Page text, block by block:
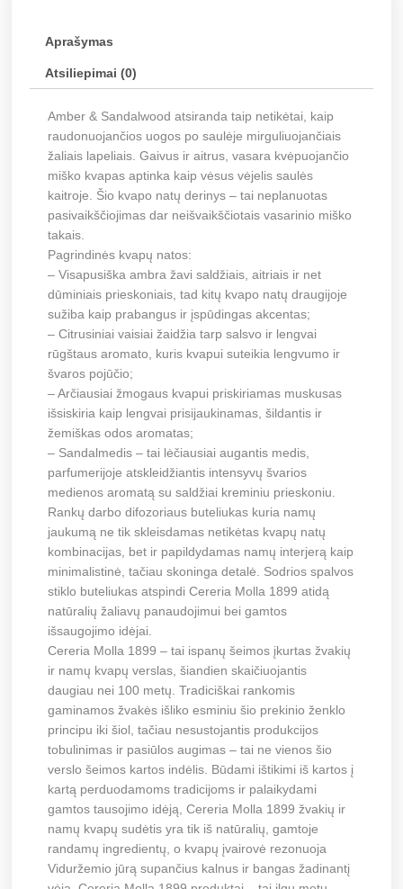
Aprašymas
Atsiliepimai (0)
Amber & Sandalwood atsiranda taip netikėtai, kaip
raudonuojančios uogos po saulėje mirguliuojančiais
žaliais lapeliais. Gaivus ir aitrus, vasara kvėpuojančio
miško kvapas aptinka kaip vėsus vėjelis saulės
kaitroje. Šio kvapo natų derinys – tai neplanuotas
pasivaikščiojimas dar neišvaikščiotais vasarinio miško
takais.
Pagrindinės kvapų natos:
– Visapusiška ambra žavi saldžiais, aitriais ir net
dūminiais prieskoniais, tad kitų kvapo natų draugijoje
sužiba kaip prabangus ir įspūdingas akcentas;
– Citrusiniai vaisiai žaidžia tarp salsvo ir lengvai
rūgštaus aromato, kuris kvapui suteikia lengvumo ir
švaros pojūčio;
– Arčiausiai žmogaus kvapui priskiriamas muskusas
išsiskiria kaip lengvai prisijaukinamas, šildantis ir
žemiškas odos aromatas;
– Sandalmedis – tai lėčiausiai augantis medis,
parfumerijoje atskleidžiantis intensyvų švarios
medienos aromatą su saldžiai kreminiu prieskoniu.
Rankų darbo difozoriaus buteliukas kuria namų
jaukumą ne tik skleisdamas netikėtas kvapų natų
kombinacijas, bet ir papildydamas namų interjerą kaip
minimalistinė, tačiau skoninga detalė. Sodrios spalvos
stiklo buteliukas atspindi Cereria Molla 1899 atidą
natūralių žaliavų panaudojimui bei gamtos
išsaugojimo idėjai.
Cereria Molla 1899 – tai ispanų šeimos įkurtas žvakių
ir namų kvapų verslas, šiandien skaičiuojantis
daugiau nei 100 metų. Tradiciškai rankomis
gaminamos žvakės išliko esminiu šio prekinio ženklo
principu iki šiol, tačiau nesustojantis produkcijos
tobulinimas ir pasiūlos augimas – tai ne vienos šio
verslo šeimos kartos indėlis. Būdami ištikimi iš kartos į
kartą perduodamoms tradicijoms ir palaikydami
gamtos tausojimo idėją, Cereria Molla 1899 žvakių ir
namų kvapų sudėtis yra tik iš natūralių, gamtoje
randamų ingredientų, o kvapų įvairovė rezonuoja
Viduržemio jūrą supančius kalnus ir bangas žadinantį